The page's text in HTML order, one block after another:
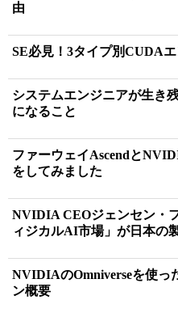
由
SE必見！3タイプ別CUDA
システムエンジニアが生き
になること
ファーウェイAscendと
をしてみました
NVIDIA CEOジェンセン・
ィジカルAI市場」が日本の
NVIDIAのOmniverseを使っ
ン概要